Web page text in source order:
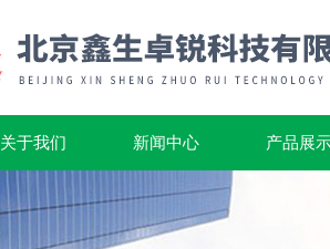
关于我们 新闻中心 产品展